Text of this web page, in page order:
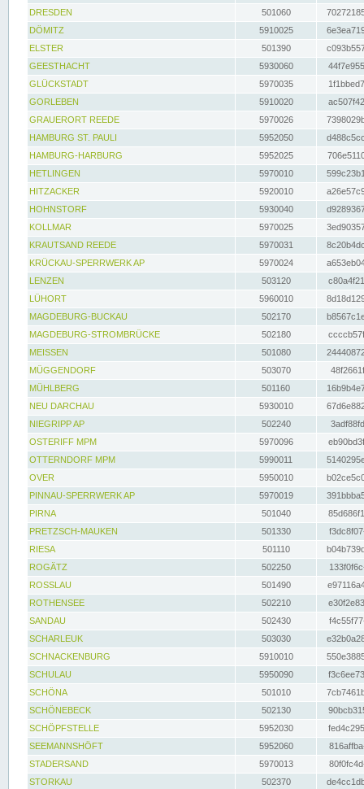
DRESDEN
501060
DÖMITZ
5910025
ELSTER
501390
GEESTHACHT
5930060
GLÜCKSTADT
5970035
GORLEBEN
5910020
GRAUERORT REEDE
5970026
HAMBURG ST. PAULI
5952050
HAMBURG-HARBURG
5952025
HETLINGEN
5970010
HITZACKER
5920010
HOHNSTORF
5930040
KOLLMAR
5970025
KRAUTSAND REEDE
5970031
KRÜCKAU-SPERRWERK AP
5970024
LENZEN
503120
LÜHORT
5960010
MAGDEBURG-BUCKAU
502170
MAGDEBURG-STROMBRÜCKE
502180
MEISSEN
501080
MÜGGENDORF
503070
MÜHLBERG
501160
NEU DARCHAU
5930010
NIEGRIPP AP
502240
OSTERIFF MPM
5970096
OTTERNDORF MPM
5990011
OVER
5950010
PINNAU-SPERRWERK AP
5970019
PIRNA
501040
PRETZSCH-MAUKEN
501330
RIESA
501110
ROGÄTZ
502250
ROSSLAU
501490
ROTHENSEE
502210
SANDAU
502430
SCHARLEUK
503030
SCHNACKENBURG
5910010
SCHULAU
5950090
SCHÖNA
501010
SCHÖNEBECK
502130
SCHÖPFSTELLE
5952030
SEEMANNSHÖFT
5952060
STADERSAND
5970013
STORKAU
502370